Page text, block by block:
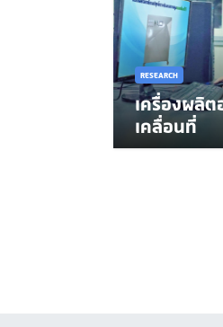
RESEARCH
เครื่องผลิต
เคลื่อนที่